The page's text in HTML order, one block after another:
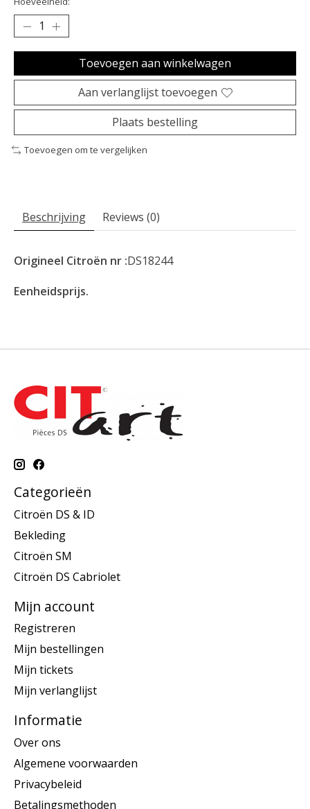
Toevoegen aan winkelwagen
Aan verlanglijst toevoegen
Plaats bestelling
Toevoegen om te vergelijken
Beschrijving Reviews (0)
Origineel Citroën nr :DS18244
Eenheidsprijs.
Categorieën
Citroën DS & ID
Bekleding
Citroën SM
Citroën DS Cabriolet
Mijn account
Registreren
Mijn bestellingen
Mijn tickets
Mijn verlanglijst
Informatie
Over ons
Algemene voorwaarden
Privacybeleid
Betalingsmethoden